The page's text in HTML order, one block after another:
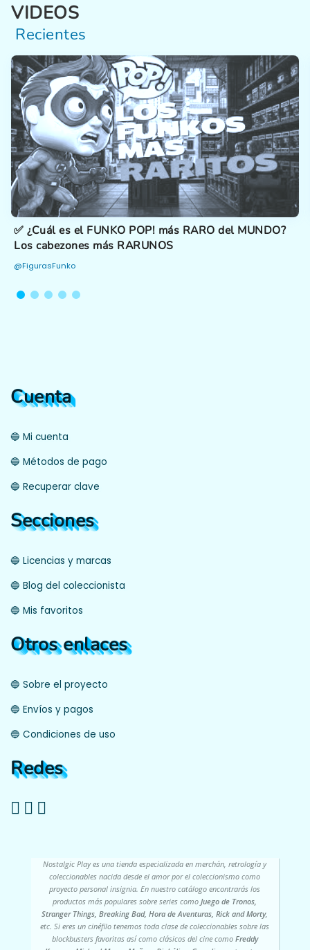
VIDEOS
Recientes
✅ ¿Cuál es el FUNKO POP! más RARO del MUNDO?
Los cabezones más RARUNOS
@FigurasFunko
Cuenta
🔵 Mi cuenta
🔵 Métodos de pago
🔵 Recuperar clave
Secciones
🔵 Licencias y marcas
🔵 Blog del coleccionista
🔵 Mis favoritos
Otros enlaces
🔵 Sobre el proyecto
🔵 Envíos y pagos
🔵 Condiciones de uso
Redes
Nostalgic Play es una tienda especializada en merchán, retrología y
coleccionables nacida desde el amor por el coleccionismo como
proyecto personal insignia. En nuestro catálogo encontrarás los
productos más populares sobre series comoJuego de Tronos,
Stranger Things, Breaking Bad, Hora de Aventuras, Rick and Morty,
etc. Si eres un cinéfilo tenemos toda clase de coleccionables sobre las
blockbusters favoritas así como clásicos del cine como Freddy